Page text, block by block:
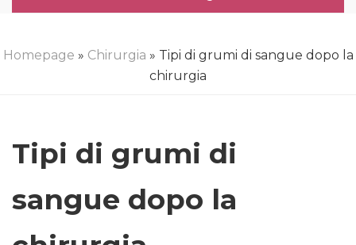
Homepage » Chirurgia » Tipi di grumi di sangue dopo la
chirurgia
Tipi di grumi di
sangue dopo la